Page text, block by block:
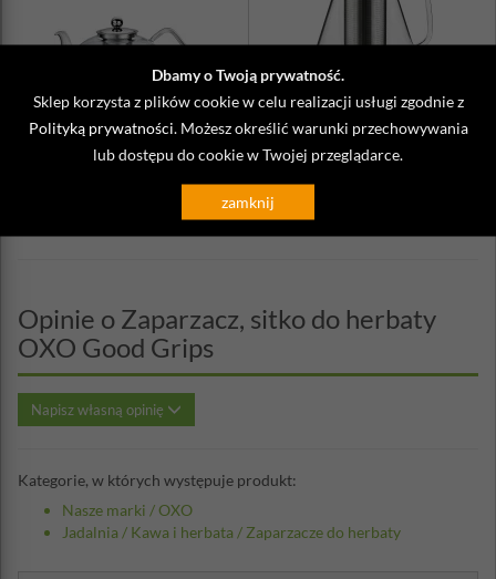
Dbamy o Twoją prywatność.
Sklep korzysta z plików cookie w celu realizacji usługi zgodnie z
Polityką prywatności. Możesz określić warunki przechowywania
lub dostępu do cookie w Twojej przeglądarce.
zamknij
Dzbanek z filtrem do parzenia
herbaty Kuchenprofi
Duży dzbanek szklany z
zaparzaczem do herbaty 1,5 Litr
Opinie o Zaparzacz, sitko do herbaty
OXO Good Grips
Napisz własną opinię
Kategorie, w których występuje produkt:
Nasze marki /OXO
Jadalnia / Kawa i herbata / Zaparzacze do herbaty